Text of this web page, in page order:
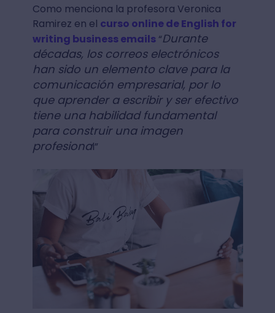
Como menciona la profesora Veronica
Ramirez en el curso online de English for
writing business emails“Durante
décadas, los correos electrónicos
han sido un elemento clave para la
comunicación empresarial, por lo
que aprender a escribir y ser efectivo
tiene una habilidad fundamental
para construir una imagen
profesional”